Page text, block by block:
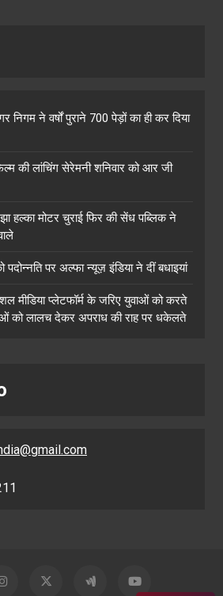
निगम ने वर्षों पुराने 700 पेड़ों का ही कर दिया
की लांचिंग सेरेमनी शनिवार को आर जी
हल्का मोटर चुराई फिर की सेंध पब्लिक ने
पर अल्फा न्यूज़ इंडिया ने दीं बधाइयां
मीडिया प्लेटफॉर्म के जरिए युवाओं को करते
को लालच देकर अपराध की राह पर धकेलते